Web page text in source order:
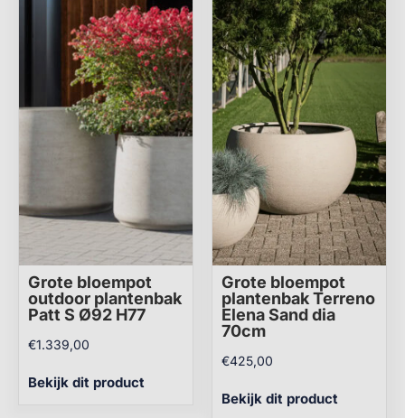
Grote bloempot
outdoor plantenbak
Patt S Ø92 H77
€1.339,00
Bekijk dit product
Grote bloempot
plantenbak Terreno
Elena Sand dia
70cm
€425,00
Bekijk dit product